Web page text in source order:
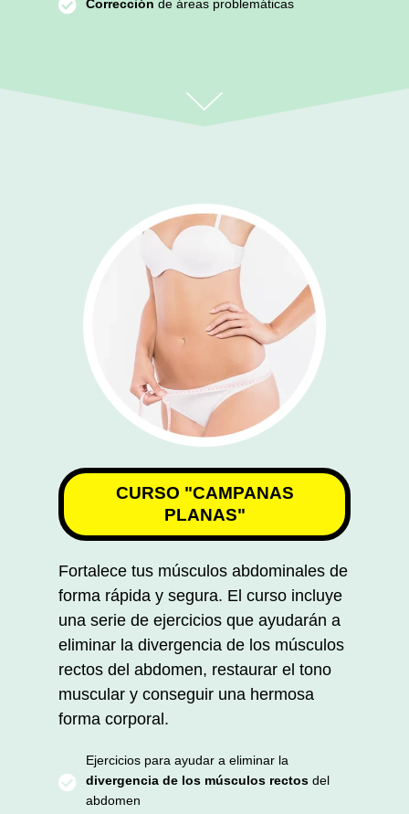
Corrección de áreas problemáticas
CURSO "CAMPANAS
PLANAS"
Fortalece tus músculos abdominales de
forma rápida y segura. El curso incluye
una serie de ejercicios que ayudarán a
eliminar la divergencia de los músculos
rectos del abdomen, restaurar el tono
muscular y conseguir una hermosa
forma corporal.
Ejercicios para ayudar a eliminar la
divergencia de los músculos rectos del
abdomen